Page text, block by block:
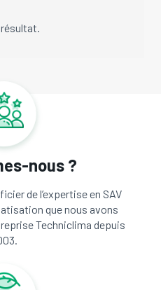
nous ?
de l’expertise en SAV
que nous avons
Techniclima depuis